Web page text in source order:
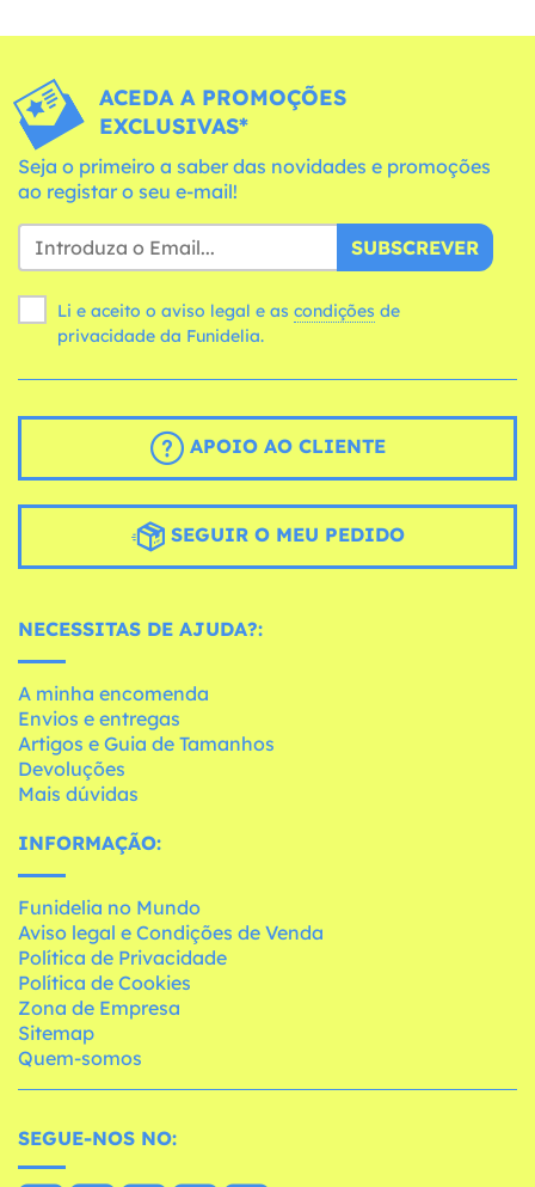
ACEDA A PROMOÇÕES
EXCLUSIVAS*
Seja o primeiro a saber das novidades e promoções
ao registar o seu e-mail!
SUBSCREVER
Li e aceito o aviso legal e as condições
privacidade da Funidelia.
APOIO AO CLIENTE
SEGUIR O MEU PEDIDO
NECESSITAS DE AJUDA?:
A minha encomenda
Envios e entregas
Artigos e Guia de Tamanhos
Devoluções
Mais dúvidas
INFORMAÇÃO:
Funidelia no Mundo
Aviso legal e Condições de Venda
Política de Privacidade
Política de Cookies
Zona de Empresa
Sitemap
Quem-somos
SEGUE-NOS NO: